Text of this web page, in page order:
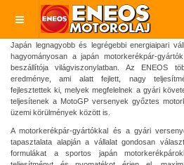
Japán legnagyobb és legrégebbi energiaipari
hagyományosan a japán motorkerékpár-
beszállítója világviszonylatban. Az ENEOS
eredménye, ami alatt fejlett, nagy
fejlesztettek ki, melyek megfelelnek a gyári
teljesítenek a MotoGP versenyek győztes
üzemi körülmények között is.
A motorkerékpár-gyártókkal és a gyári
tapasztalata alapján a vállalat gondosan
formulákat a sportos japán